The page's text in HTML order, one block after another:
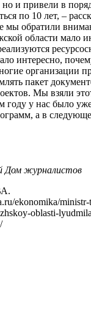
и привели в
по 10 лет, –
мы обратили
области мало
интересно,
организации
пакет
Мы взяли
году у нас было
а в
Дом журналистов
ekonomika/
oblasti-